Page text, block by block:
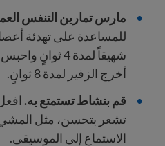
مارس تمارين التنفس
أخرج الزفير لمدة 8 ثوانٍ.
قم بنشاط تستمتع به.
تشعر بتحسن، مثل المشي
الاستماع إلى الموسيقى.